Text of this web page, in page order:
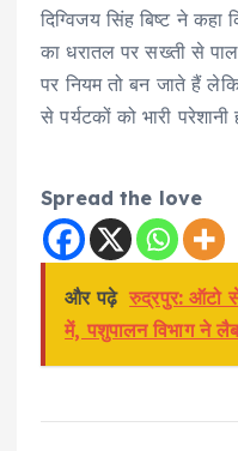
दिग्विजय सिंह बिष्ट ने कहा
का धरातल पर सख्ती से
पर नियम तो बन जाते हैं
से पर्यटकों को भारी परेशानी
Spread the love
और पढ़े रुद्रपुर: ऑटो
में, पशुपालन विभाग ने